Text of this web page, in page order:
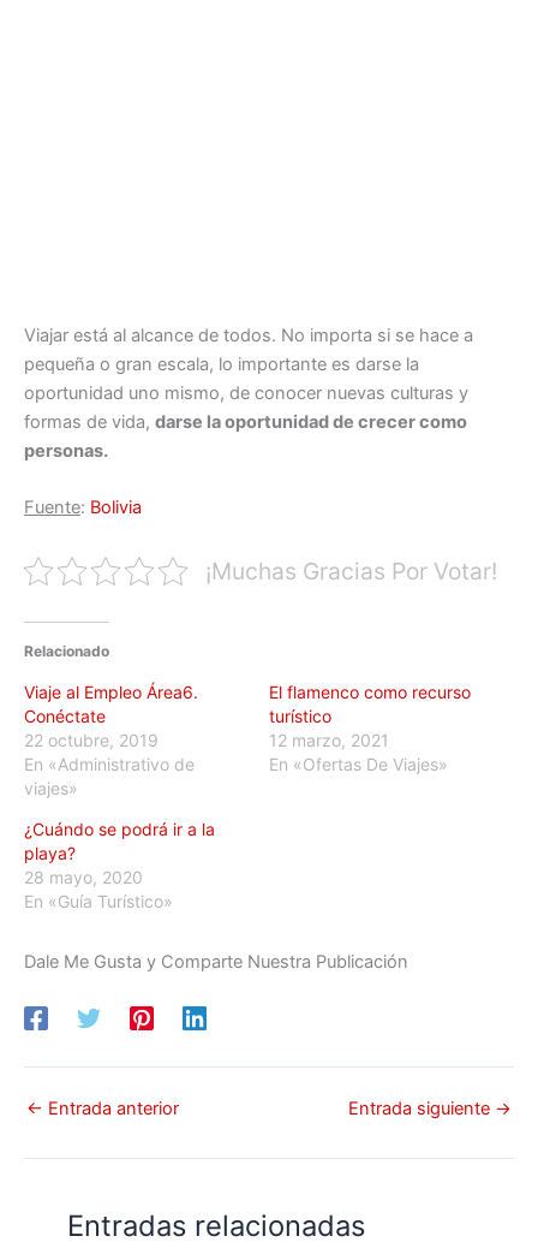
Viajar está al alcance de todos. No importa si se hace a
pequeña o gran escala, lo importante es darse la
oportunidad uno mismo, de conocer nuevas culturas y
formas de vida, darse la oportunidad de crecer como
personas.
Fuente: Bolivia
¡Muchas Gracias Por Votar!
Relacionado
Viaje al Empleo Área6.
Conéctate
22 octubre, 2019
En «Administrativo de
viajes»
El flamenco como recurso
turístico
12 marzo, 2021
En «Ofertas De Viajes»
¿Cuándo se podrá ir a la
playa?
28 mayo, 2020
En «Guía Turístico»
Dale Me Gusta y Comparte Nuestra Publicación
← Entrada anterior Entrada siguiente →
Entradas relacionadas